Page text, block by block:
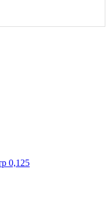
0,125